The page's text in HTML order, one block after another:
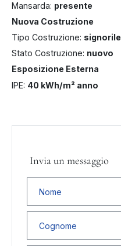
Mansarda: presente
Nuova Costruzione
Tipo Costruzione: signorile
Stato Costruzione: nuovo
Esposizione Esterna
IPE: 40 kWh/m² anno
Invia un messaggio